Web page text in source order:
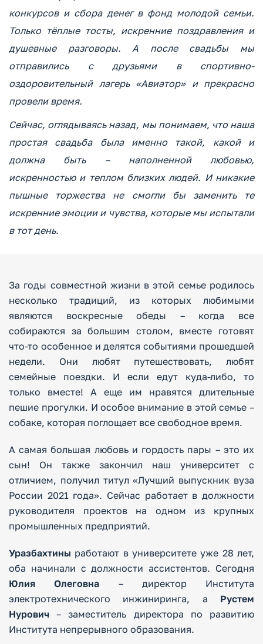
конкурсов и сбора денег в фонд молодой семьи.
Только тёплые тосты, искренние поздравления и
душевные разговоры. А после свадьбы мы
отправились с друзьями в спортивно-
оздоровительный лагерь «Авиатор» и прекрасно
провели время.
Сейчас, оглядываясь назад, мы понимаем, что наша
простая свадьба была именно такой, какой и
должна быть – наполненной любовью,
искренностью и теплом близких людей. И никакие
пышные торжества не смогли бы заменить те
искренние эмоции и чувства, которые мы испытали
в тот день.
За годы совместной жизни в этой семье родилось
несколько традиций, из которых любимыми
являются воскресные обеды – когда все
собираются за большим столом, вместе готовят
что-то особенное и делятся событиями прошедшей
недели. Они любят путешествовать, любят
семейные поездки. И если едут куда-либо, то
только вместе! А еще им нравятся длительные
пешие прогулки. И особое внимание в этой семье –
собаке, которая поглощает все свободное время.
А самая большая любовь и гордость пары – это их
сын! Он также закончил наш университет с
отличием, получил титул «Лучший выпускник вуза
России 2021 года». Сейчас работает в должности
руководителя проектов на одном из крупных
промышленных предприятий.
Уразбахтины работают в университете уже 28 лет,
оба начинали с должности ассистентов. Сегодня
Юлия Олеговна – директор Института
электротехнического инжиниринга, а Рустем
Нурович – заместитель директора по развитию
Института непрерывного образования.